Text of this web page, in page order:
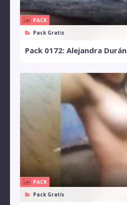
PACK
Pack Gratis
Pack 0172: Alejandra Durán
PACK
Pack Gratis